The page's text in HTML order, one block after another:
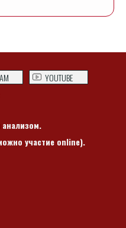
участие online).
YOUTUBE